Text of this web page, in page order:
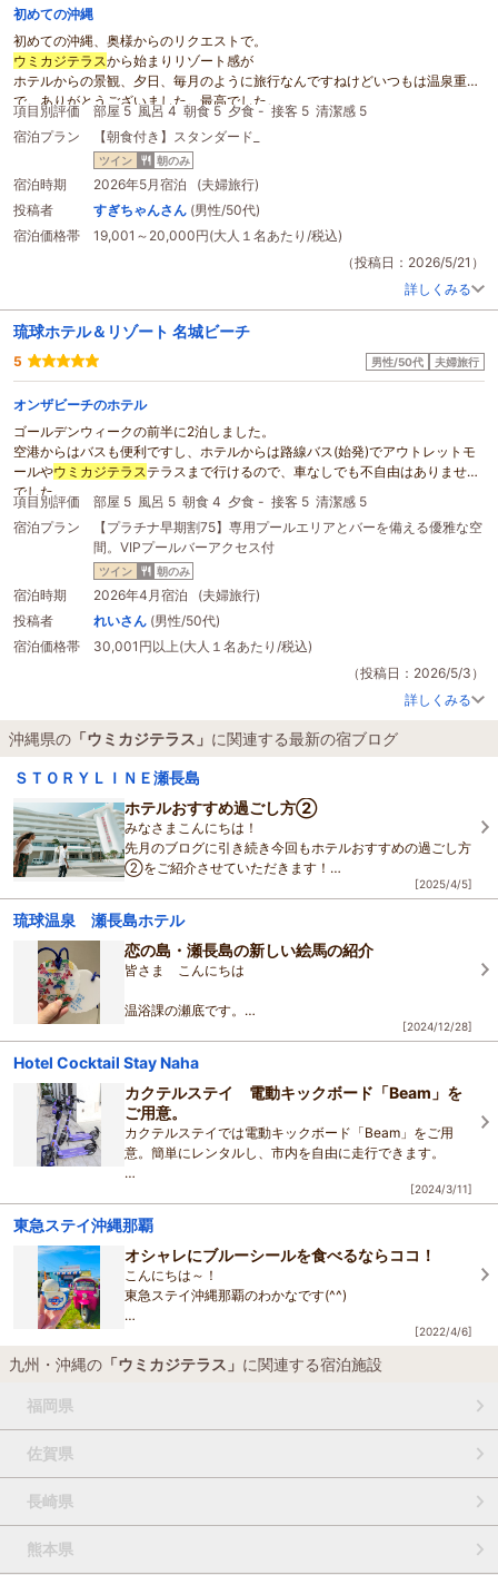
イクリングも可能です。ホテルからあしびなーまで海沿いをのんびり走るのは
ホテルの周辺は工場地帯で、夜は人気が無くなるので歩いて散策するのはお勧
めしません。
総合的にとても良い時間を過ごせました。
ありがとうございました。
初めての沖縄
初めての沖縄、奥様からのリクエストで。
ウミカジテラスから始まりリゾート感が
ホテルからの景観、夕日、毎月のように旅行なんですねけどいつもは温泉重視
で。ありがとうございました。最高でした。
項目別評価 部屋 5 風呂 4 朝食 5 夕食 - 接客 5 清潔感 5
宿泊プラン
【朝食付き】スタンダード_
ツイン 朝のみ
宿泊時期
2026年5月宿泊 (夫婦旅行)
投稿者
すぎちゃんさん (男性/50代)
宿泊価格帯
19,001～20,000円(大人１名あたり/税込)
（投稿日：2026/5/21）
詳しくみる
琉球ホテル＆リゾート 名城ビーチ
5 男性/50代 夫婦旅行
オンザビーチのホテル
ゴールデンウィークの前半に2泊しました。
空港からはバスも便利ですし、ホテルからは路線バス(始発)でアウトレットモ
ールやウミカジテラステラスまで行けるので、車なしでも不自由はありません
でした。
部屋からの景色最高です。VIPプールバーやクラブラウンジでの時間もゆっく
り過ごせましたし、スタッフの皆さんもとても親切で心地良かったです。
また来たいな！と思わせる滞在でした。
項目別評価 部屋 5 風呂 5 朝食 4 夕食 - 接客 5 清潔感 5
宿泊プラン
【プラチナ早期割75】専用プールエリアとバーを備える優雅な空
間。VIPプールバーアクセス付
ツイン 朝のみ
宿泊時期
2026年4月宿泊 (夫婦旅行)
投稿者
れいさん (男性/50代)
宿泊価格帯
30,001円以上(大人１名あたり/税込)
（投稿日：2026/5/3）
詳しくみる
沖縄県の 「ウミカジテラス」 に関連する最新の宿ブログ
ＳＴＯＲＹＬＩＮＥ瀬長島
ホテルおすすめ過ごし方②
みなさまこんにちは！
先月のブログに引き続き今回もホテルおすすめの過ごし方
②をご紹介させていただきます！
今回は「仕事の週末休みを利用した少し贅沢な休日を沖縄
[2025/4/5]
琉球温泉 瀬長島ホテル
恋の島・瀬長島の新しい絵馬の紹介
皆さま こんにちは
温浴課の瀬底です。
します。
新しい絵馬は紅型のデザインです。
『恋のテラスＷＯＲＬＤ』に願いを書いて掲げても良い
し、
[2024/12/28]
Hotel Cocktail Stay Naha
カクテルステイ 電動キックボード「Beam」を
ご用意。
カクテルステイでは電動キックボード「Beam」をご用
意。簡単にレンタルし、市内を自由に走行できます。
キックボードに乗って、波の上ビーチにいくことがオスス
◇ カクテルステイ那覇は、高層階から
[2024/3/11]
東急ステイ沖縄那覇
オシャレにブルーシールを食べるならココ！
こんにちは～！
東急ステイ沖縄那覇のわかなです(^^)
ここ2日前から沖縄もだんだん暑くなってきて、冷たいも
のが欲しくなる気温になっていました～～！！
[2022/4/6]
九州・沖縄の 「ウミカジテラス」 に関連する宿泊施設
福岡県
佐賀県
長崎県
熊本県